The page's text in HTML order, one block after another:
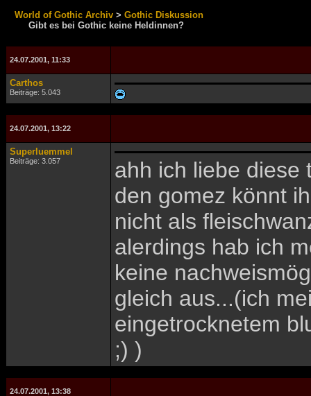
World of Gothic Archiv > Gothic Diskussion
Gibt es bei Gothic keine Heldinnen?
24.07.2001, 11:33
Carthos
Beiträge: 5.043
24.07.2001, 13:22
Superluemmel
Beiträge: 3.057
ahh ich liebe diese
den gomez könnt
nicht als
alerdings hab ich
keine
gleich aus...(ich
eingetrocknetem
;) )
24.07.2001, 13:38